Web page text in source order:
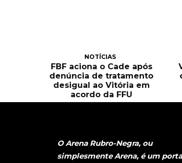
NOTÍCIAS
FBF aciona o Cade após
denúncia de tratamento
desigual ao Vitória em
acordo da FFU
O Arena Rubro-Negra, ou
simplesmente Arena, é um